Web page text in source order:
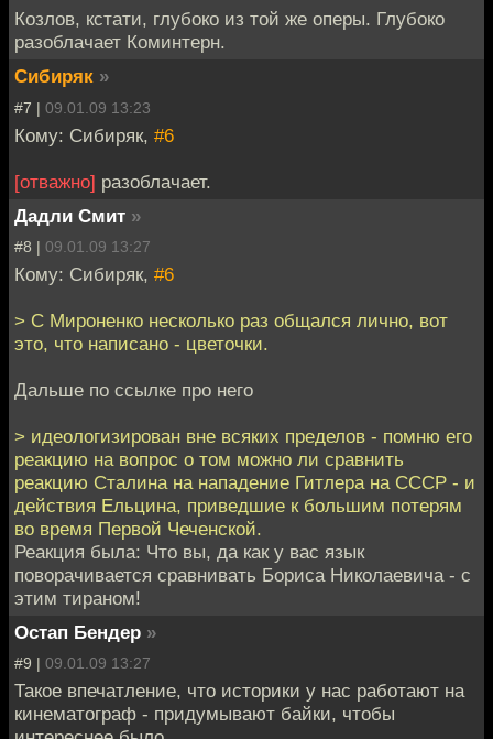
Козлов, кстати, глубоко из той же оперы. Глубоко
разоблачает Коминтерн.
Сибиряк »
#7 | 09.01.09 13:23
Кому: Сибиряк, #6
[отважно] разоблачает.
Дадли Смит »
#8 | 09.01.09 13:27
Кому: Сибиряк, #6
> C Мироненко несколько раз общался лично, вот
это, что написано - цветочки.
Дальше по ссылке про него
> идеологизирован вне всяких пределов - помню его
реакцию на вопрос о том можно ли сравнить
реакцию Сталина на нападение Гитлера на СССР - и
действия Ельцина, приведшие к большим потерям
во время Первой Чеченской.
Реакция была: Что вы, да как у вас язык
поворачивается сравнивать Бориса Николаевича - с
этим тираном!
Остап Бендер »
#9 | 09.01.09 13:27
Такое впечатление, что историки у нас работают на
кинематограф - придумывают байки, чтобы